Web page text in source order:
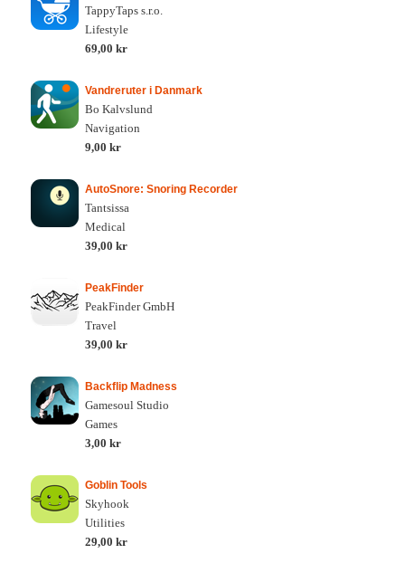
TappyTaps s.r.o.
Lifestyle
69,00 kr
Vandreruter i Danmark
Bo Kalvslund
Navigation
9,00 kr
AutoSnore: Snoring Recorder
Tantsissa
Medical
39,00 kr
PeakFinder
PeakFinder GmbH
Travel
39,00 kr
Backflip Madness
Gamesoul Studio
Games
3,00 kr
Goblin Tools
Skyhook
Utilities
29,00 kr